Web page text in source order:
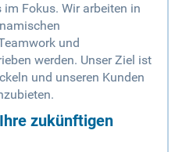
Fokus. Wir arbeiten in
und
werden. Unser Ziel ist
und unseren Kunden
zukünftigen